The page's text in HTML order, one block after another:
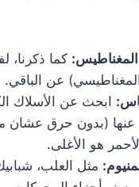
المغناطيس: كما ذكرنا،
عن الباقي.
ابحث عن الأسلاك
عنها (بدون حرق عشان
هو الأغلى.
مثل العلب،